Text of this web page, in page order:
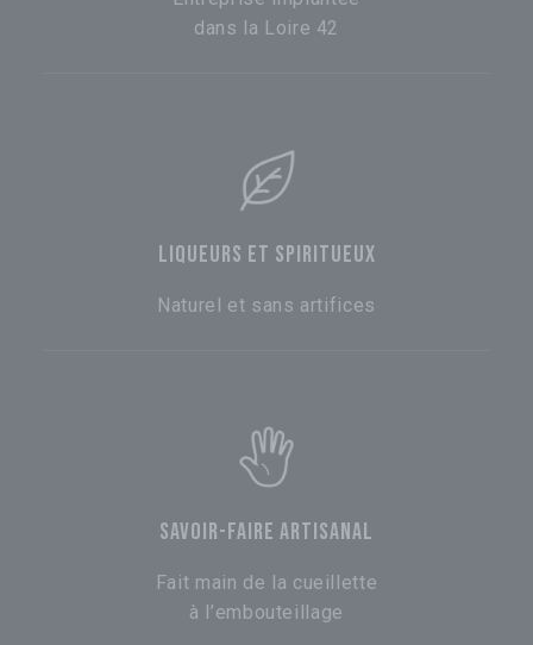
dans la Loire 42
LIQUEURS ET SPIRITUEUX
Naturel et sans artifices
SAVOIR-FAIRE ARTISANAL
Fait main de la cueillette
à l’embouteillage